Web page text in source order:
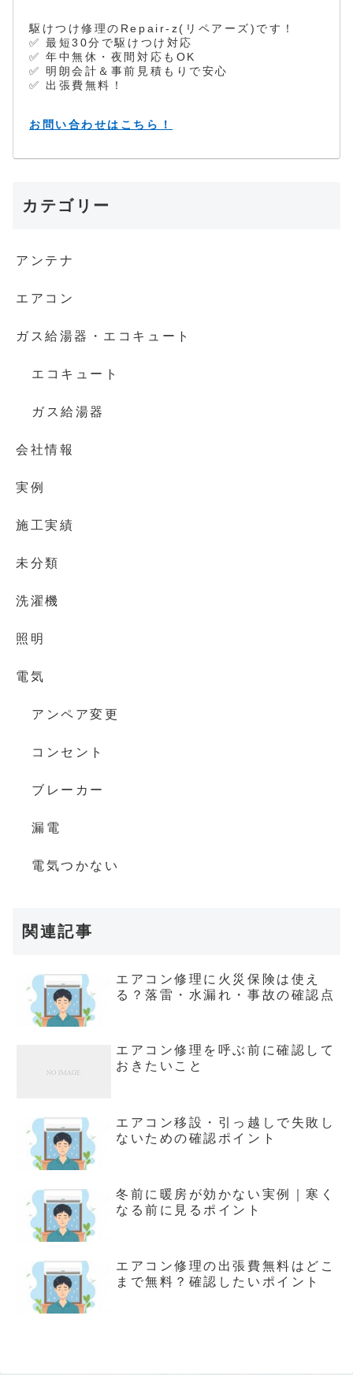
駆けつけ修理のRepair-z(リペアーズ)です！
✅ 最短30分で駆けつけ対応
✅ 年中無休・夜間対応もOK
✅ 明朗会計＆事前見積もりで安心
✅ 出張費無料！
お問い合わせはこちら！
カテゴリー
アンテナ
エアコン
ガス給湯器・エコキュート
エコキュート
ガス給湯器
会社情報
実例
施工実績
未分類
洗濯機
照明
電気
アンペア変更
コンセント
ブレーカー
漏電
電気つかない
関連記事
エアコン修理に火災保険は使え
る？落雷・水漏れ・事故の確認点
エアコン修理を呼ぶ前に確認して
おきたいこと
エアコン移設・引っ越しで失敗し
ないための確認ポイント
冬前に暖房が効かない実例｜寒く
なる前に見るポイント
エアコン修理の出張費無料はどこ
まで無料？確認したいポイント